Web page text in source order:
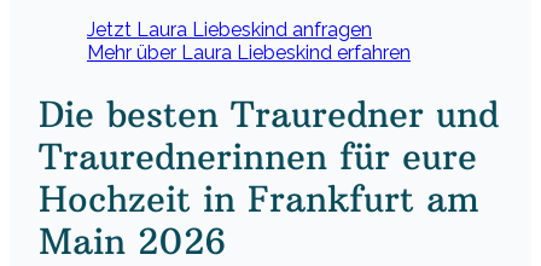
Jetzt Laura Liebeskind anfragen
Mehr über Laura Liebeskind erfahren
Die besten Trauredner und
Traurednerinnen für eure
Hochzeit in Frankfurt am
Main 2026